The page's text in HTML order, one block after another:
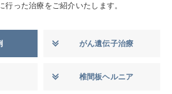
行った治療をご紹介いたします。
がん遺伝子治療
椎間板ヘルニア